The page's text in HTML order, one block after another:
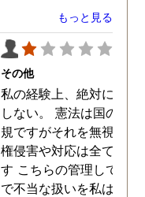
もっと見る
その他
私の経験上、絶対にお勧
しない。 憲法は国の最
規ですがそれを無視した
権侵害や対応は全て違法
す こちらの管理してい
で不当な扱いを私は受け